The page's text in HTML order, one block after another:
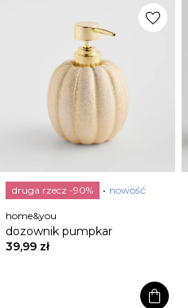
favorite
druga rzecz -90% nowość
home&you
dozownik pumpkar
39,99 zł
shopping_bag